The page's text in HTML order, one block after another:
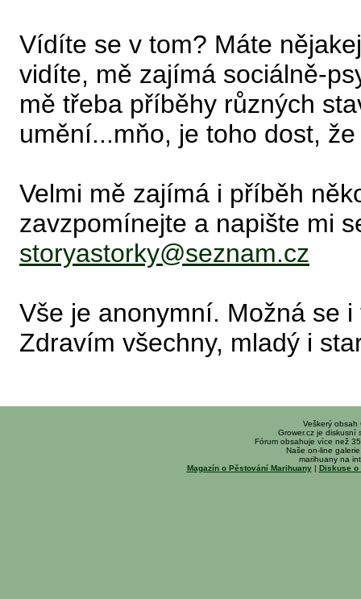
Vídíte se v tom? Máte
vidíte, mě zajímá sociálně-
mě třeba příběhy různých
umění...mňo, je toho dost,
Velmi mě zajímá i příběh
zavzpomínejte a napište mi
storyastorky@seznam.cz
Vše je anonymní. Možná se
Zdravím všechny, mladý i
Veškerý obsah
Grower.cz je diskusní
Fórum obsahuje více než
Naše on-line
marihuany na
Magazín o Pěstování Marihuany| Diskuse o